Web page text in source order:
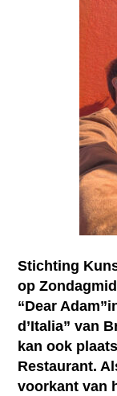
Stichting
op
“Dear
d’Italia” van
kan ook
Restaurant.
voorkant van